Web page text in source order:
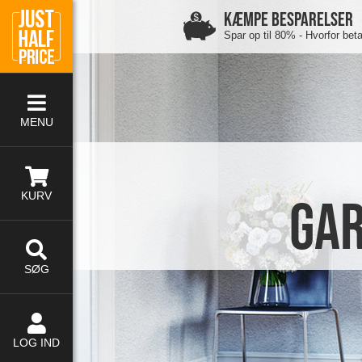
MENU
KURV
SØG
LOG IND
KÆMPE BESPARELSER
Spar op til 80% - Hvorfor